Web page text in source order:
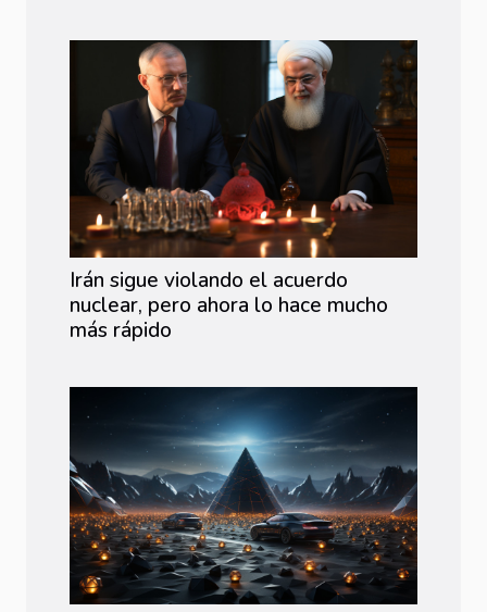
Irán sigue violando el acuerdo
nuclear, pero ahora lo hace mucho
más rápido